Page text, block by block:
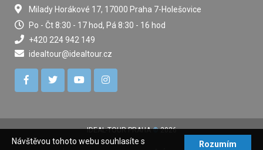
Rozumím
Návštěvou tohoto webu souhlasíte s
Milady Horákové 17, 17000 Praha 7-Holešovice
Po - Čt 8:30 - 17 hod, Pá 8:30 - 16 hod
+420 224 942 149
idealtour@idealtour.cz
IDEAL-TOUR PRAHA©2026